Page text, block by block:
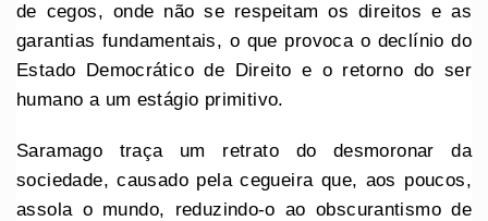
de cegos, onde não se respeitam os direitos e as
garantias fundamentais, o que provoca o declínio do
Estado Democrático de Direito e o retorno do ser
humano a um estágio primitivo.
Saramago traça um retrato do desmoronar da
sociedade, causado pela cegueira que, aos poucos,
assola o mundo, reduzindo-o ao obscurantismo de